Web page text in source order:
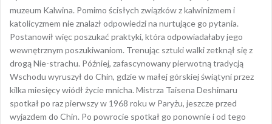
muzeum Kalwina. Pomimo ścisłych związków z kalwinizmem i
katolicyzmem nie znalazł odpowiedzi na nurtujące go pytania.
Postanowił więc poszukać praktyki, która odpowiadałaby jego
wewnętrznym poszukiwaniom. Trenując sztuki walki zetknął się z
drogą Nie-strachu. Później, zafascynowany pierwotną tradycją
Wschodu wyruszył do Chin, gdzie w małej górskiej świątyni przez
kilka miesięcy wiódł życie mnicha. Mistrza Taisena Deshimaru
spotkał po raz pierwszy w 1968 roku w Paryżu, jeszcze przed
wyjazdem do Chin. Po powrocie spotkał go ponownie i od tego